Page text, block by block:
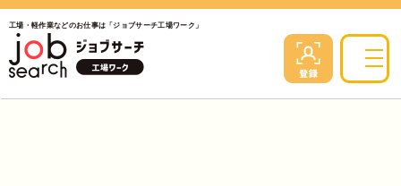
工場・軽作業などのお仕事は「ジョブサーチ工場ワーク」